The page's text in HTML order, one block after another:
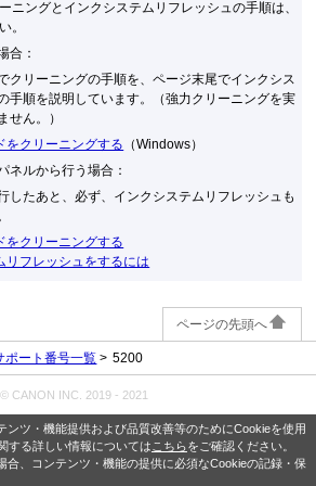
ンツ・機能提供および品質改善等のためにCookieを使用
する詳しい情報については こちらをご確認ください。
合、コンテンツ・機能の提供に必須なCookieの記録・保
ニングとインクシステムリフレッシュの手順は、
。
合：
クリーニングの手順を、ページ末尾でインクシス
手順を説明しています。
（強力クリーニングを実
せん。）
をクリーニングする （Windows）
ネルから行う場合：
したあと、必ず、インクシステムリフレッシュも
をクリーニングする
リフレッシュをするには
ページの先頭へ
ポート番号一覧 5200
© CANON INC. 2019 - 2021